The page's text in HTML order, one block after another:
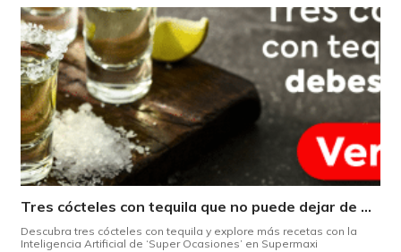
Tres cócteles con tequila que no puede dejar de probar gracias a nuestra IA.
Descubra tres cócteles con tequila y explore más recetas con la
Inteligencia Artificial de ‘Super Ocasiones’ en Supermaxi